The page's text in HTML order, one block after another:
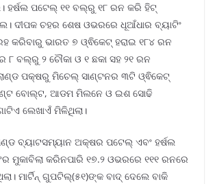
ପଟେଲ୍ ୧୧ ବଲ୍‌ରୁ ୧୮ ରନ କରି ହିଟ୍
ଦୀପକ ଚହର ଶେଷ ଓଭରରେ ଧୂଆଁଧାର ବ୍ୟାଟିଂ
କରିବାରୁ ଭାରତ ୭ ଓ୍ଵିକେଟ୍ ହରାଇ ୧୮୪ ରନ
୮ ବଲ୍‌ରୁ ୨ ଚୌକା ଓ ୧ ଛକା ସହ ୨୧ ରନ
ପକ୍ଷରୁ ମିଚେଲ୍ ସାଣ୍ଟନର ୩ଟି ଓ୍ଵିକେଟ୍
ବୋଲ୍ଟ, ଆଡମ ମିଲନେ ଓ ଇଶ ସୋଢି
ଲେଖାଏଁ ମିଳିଥିଲା।
ବ୍ୟାଟସମ୍ୟାନ ଅକ୍ଷର ପଟେଲ୍ ଏବଂ ହର୍ଷଲ
ମୁକାବିଲା କରିନପାରି ୧୭.୨ ଓଭରରେ ୧୧୧ ରନରେ
ମାର୍ଟିନ୍ ଗୁପଟିଲ୍‌(୫୧)ଙ୍କ ବାଦ୍ ଦେଲେ ବାକି